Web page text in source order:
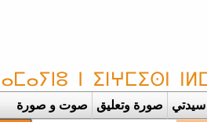
سيدتي صورة وتعليق صوت و صورة